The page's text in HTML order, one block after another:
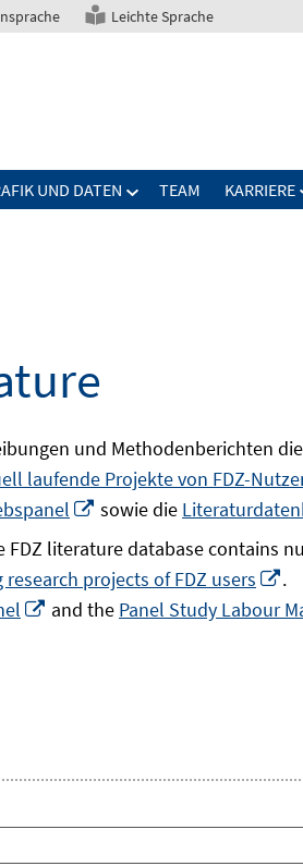
Leichte Sprache
UND DATEN TEAM KARRIERE
und Methodenberichten
laufende Projekte von FDZ-
In
neuem
Fenster
öffnen
sowie die
literature database contains
projects of FDZ users
In.
In
and the Panel Study Labour